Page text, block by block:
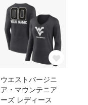
ウエストバージニ
ア・マウンテニア
ーズ レディース